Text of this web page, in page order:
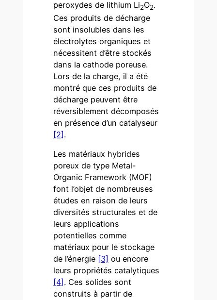
peroxydes de lithium Li2O2.
Ces produits de décharge
sont insolubles dans les
électrolytes organiques et
nécessitent d’être stockés
dans la cathode poreuse.
Lors de la charge, il a été
montré que ces produits de
décharge peuvent être
réversiblement décomposés
en présence d’un catalyseur
[2].
Les matériaux hybrides
poreux de type Metal-
Organic Framework (MOF)
font l’objet de nombreuses
études en raison de leurs
diversités structurales et de
leurs applications
potentielles comme
matériaux pour le stockage
de l’énergie [3] ou encore
leurs propriétés catalytiques
[4] . Ces solides sont
construits à partir de